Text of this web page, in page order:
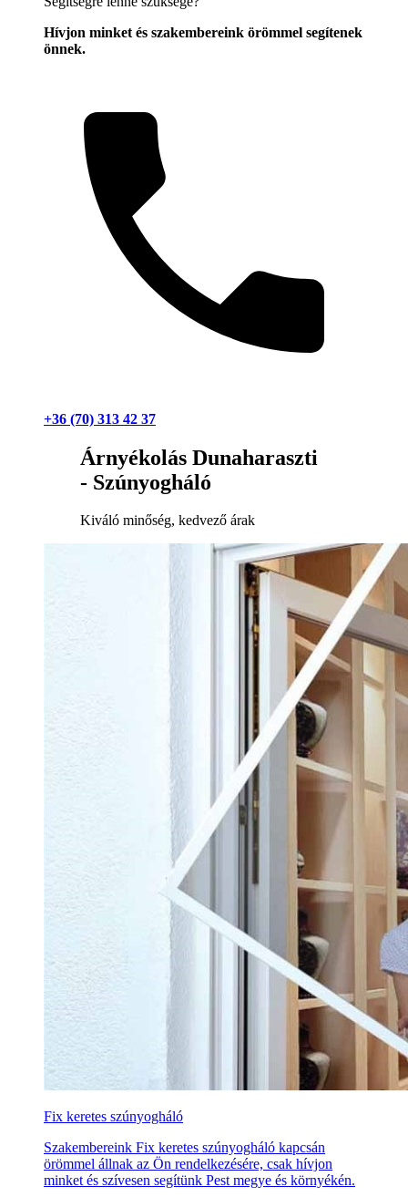
Hívjon minket és szakembereink örömmel segítenek
önnek.
+36 (70) 313 42 37
Árnyékolás Dunaharaszti
- Szúnyogháló
Kiváló minőség, kedvező árak
Fix keretes szúnyogháló
Szakembereink Fix keretes szúnyogháló kapcsán
örömmel állnak az Ön rendelkezésére, csak hívjon
minket és szívesen segítünk Pest megye és környékén.